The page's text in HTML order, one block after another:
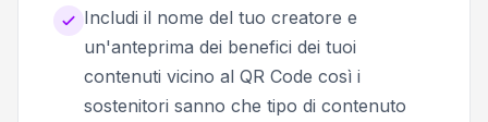
Includi il nome del tuo creatore e
un'anteprima dei benefici dei tuoi
contenuti vicino al QR Code così i
sostenitori sanno che tipo di contenuto